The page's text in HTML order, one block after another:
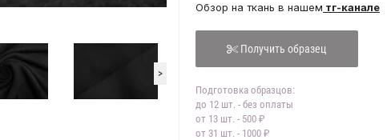
>
Обзор на ткань в нашем тг-канале
Получить образец
Подготовка образцов:
до 12 шт. - без оплаты
от 13 шт. - 500 ₽
от 31 шт. - 1000 ₽